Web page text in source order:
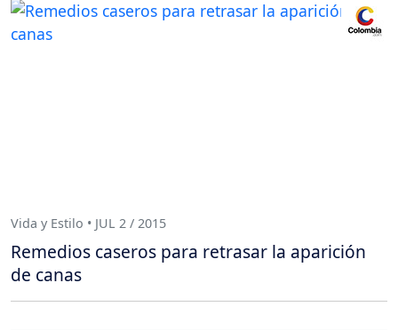
Vida y Estilo • JUL 2 / 2015
Remedios caseros para retrasar la aparición
de canas